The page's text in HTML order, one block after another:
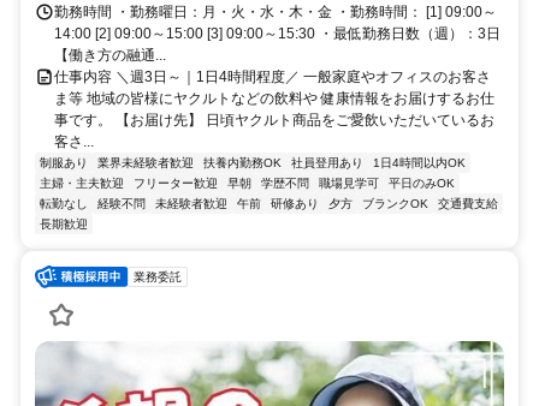
勤務時間 ・勤務曜日：月・火・水・木・金 ・勤務時間： [1] 09:00～
14:00 [2] 09:00～15:00 [3] 09:00～15:30 ・最低勤務日数（週）：3日
【働き方の融通...
仕事内容 ＼週3日～｜1日4時間程度／ 一般家庭やオフィスのお客さ
ま等 地域の皆様にヤクルトなどの飲料や 健康情報をお届けするお仕
事です。 【お届け先】 日頃ヤクルト商品をご愛飲いただいているお
客さ...
制服あり 業界未経験者歓迎 扶養内勤務OK 社員登用あり
1日4時間以内OK
主婦・主夫歓迎
フリーター歓迎 早朝 学歴不問 職場見学可
平日のみOK
転勤なし
経験不問 未経験者歓迎 午前 研修あり 夕方 ブランクOK
交通費支給
長期歓迎
業務委託